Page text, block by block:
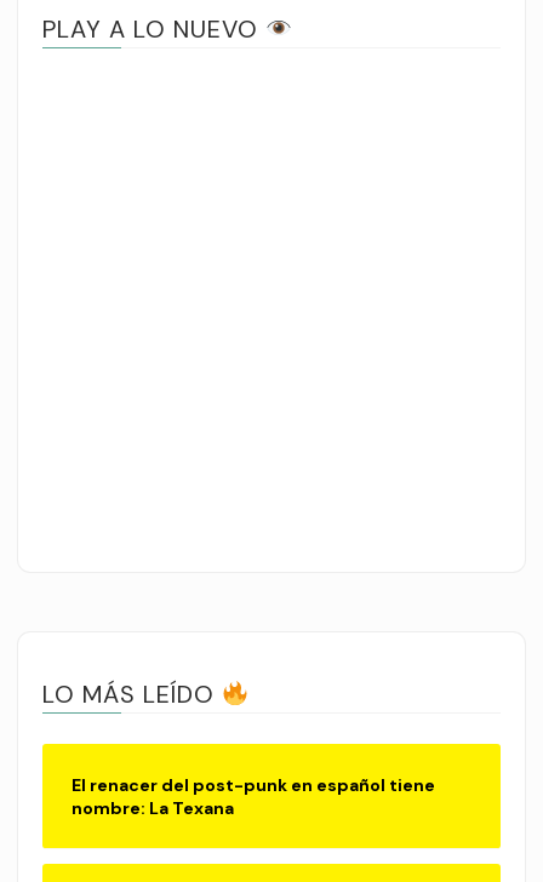
PLAY A LO NUEVO
LO MÁS LEÍDO
El renacer del post-punk en español tiene
nombre: La Texana